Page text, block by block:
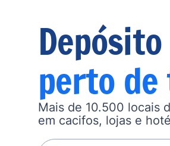
perto
Mais de 10.500 locais
em cacifos, lojas e